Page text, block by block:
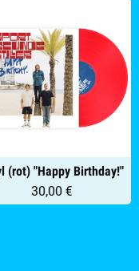
(rot) "Happy Birthday!"
30,00 €